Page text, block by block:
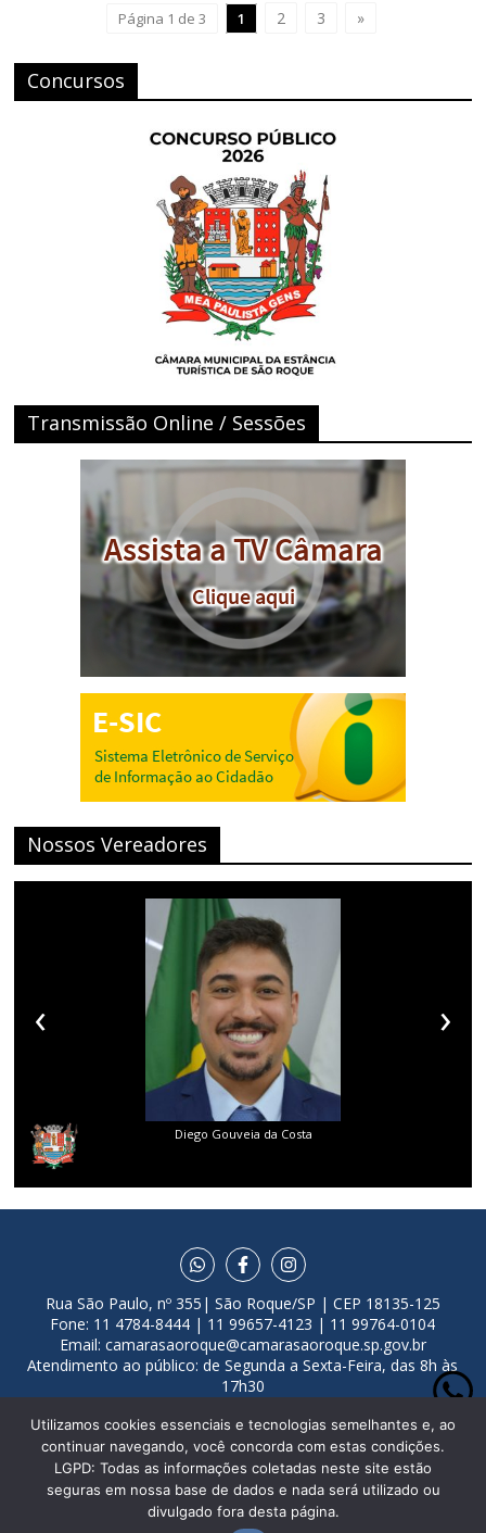
Página 1 de 3 1 2 3 »
Concursos
Transmissão Online / Sessões
Nossos Vereadores
Flávio Eduardo dos S. Rodrigues
‹ ›
Rua São Paulo, nº 355| São Roque/SP | CEP 18135-125
Fone: 11 4784-8444 | 11 99657-4123 | 11 99764-0104
Email: camarasaoroque@camarasaoroque.sp.gov.br
Atendimento ao público: de Segunda a Sexta-Feira, das 8h às
17h30
Utilizamos cookies essenciais e tecnologias semelhantes e, ao
continuar navegando, você concorda com estas condições.
LGPD: Todas as informações coletadas neste site estão
seguras em nossa base de dados e nada será utilizado ou
divulgado fora desta página.